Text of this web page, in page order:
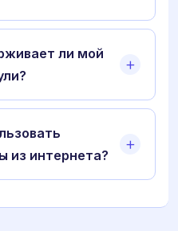
ли мой
из интернета?